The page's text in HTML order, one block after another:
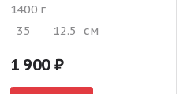
1400 г
35
12.5 см
1 900